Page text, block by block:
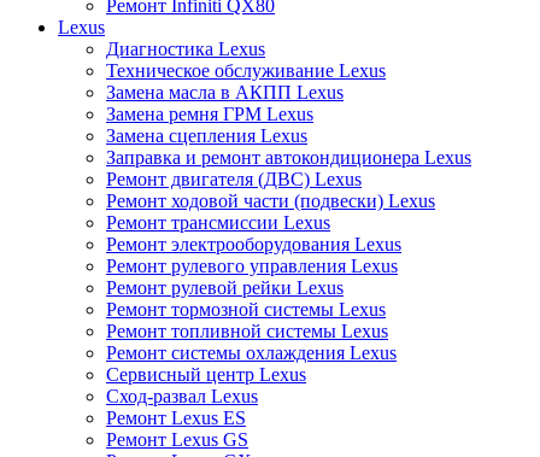
Ремонт Infiniti QX80
Lexus
Диагностика Lexus
Техническое обслуживание Lexus
Замена масла в АКПП Lexus
Замена ремня ГРМ Lexus
Замена сцепления Lexus
Заправка и ремонт автокондиционера Lexus
Ремонт двигателя (ДВС) Lexus
Ремонт ходовой части (подвески) Lexus
Ремонт трансмиссии Lexus
Ремонт электрооборудования Lexus
Ремонт рулевого управления Lexus
Ремонт рулевой рейки Lexus
Ремонт тормозной системы Lexus
Ремонт топливной системы Lexus
Ремонт системы охлаждения Lexus
Сервисный центр Lexus
Сход-развал Lexus
Ремонт Lexus ES
Ремонт Lexus GS